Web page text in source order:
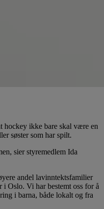
hockey ikke bare skal være en
søster som har spilt.
sier styremedlem Ida
andel lavinntektsfamilier
i Oslo. Vi har bestemt oss for å
i barna, både lokalt og fra